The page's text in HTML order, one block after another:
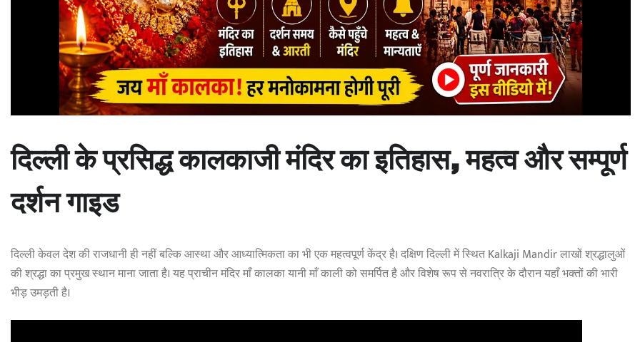
दिल्ली के प्रसिद्ध कालकाजी मंदिर का इतिहास, महत्व और सम्पूर्ण
दर्शन गाइड
दिल्ली केवल देश की राजधानी ही नहीं बल्कि आस्था और आध्यात्मिकता का भी एक महत्वपूर्ण केंद्र है। दक्षिण दिल्ली में स्थित Kalkaji Mandir लाखों श्रद्धालुओं
की श्रद्धा का प्रमुख स्थान माना जाता है। यह प्राचीन मंदिर माँ कालका यानी माँ काली को समर्पित है और विशेष रूप से नवरात्रि के दौरान यहाँ भक्तों की भारी
भीड़ उमड़ती है।